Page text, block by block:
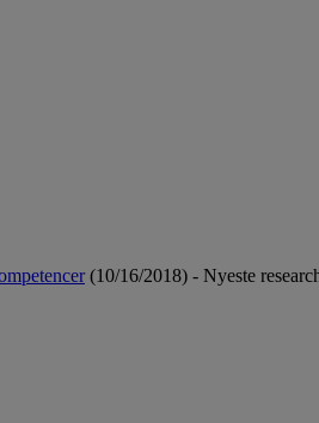
(10/16/2018) - Nyeste